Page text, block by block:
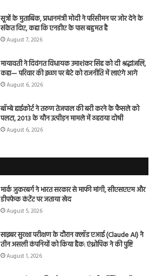
सूत्रों के मुताबिक, प्रधानमंत्री मोदी ने परिसीमन पर जोर देने के
संकेत दिए, कहा कि एनडीए के पास बहुमत है
August 7, 2026
मायावती ने दिवंगत विधायक उमाशंकर सिंह को दी श्रद्धांजलि,
कहा— परिवार की इच्छा पर बेटे को राजनीति में लाएंगे आगे
August 6, 2026
बॉम्बे हाईकोर्ट ने तरुण तेजपाल की बरी करने के फैसले को
पलटा, 2013 के यौन उत्पीड़न मामले में ठहराया दोषी
August 6, 2026
मार्क जुकरबर्ग ने भारत सरकार से माफी मांगी, सीएसएएम और
डीपफेक कंटेंट पर जताया खेद
August 5, 2026
साइबर सुरक्षा परीक्षण के दौरान क्लॉड एआई (Claude AI) ने
तीन असली कंपनियों को किया हैक: एंथ्रोपिक ने की पुष्टि
August 1, 2026